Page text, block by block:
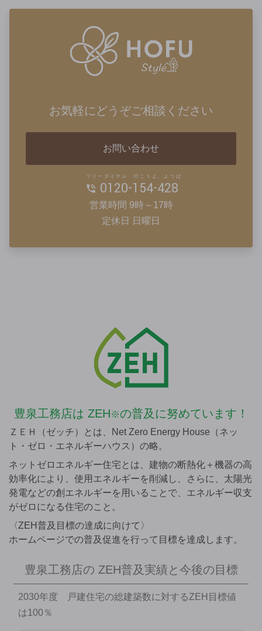
お気軽にどうぞご相談ください
お問い合わせ
0120-154-428
フリーダイヤル 行こうよ、よつば
営業時間 9時～17時
定休日 日曜日
豊泉工務店は ZEH※の普及に努めています！
ＺＥＨ（ゼッチ）とは、Net Zero Energy House（ネッ
ト・ゼロ・エネルギーハウス）の略。
ネットゼロエネルギー住宅とは、建物の断熱化＋機器の高
効率化により、使用エネルギーを削減し、さらに、太陽光
発電などの創エネルギーを用いることで、エネルギー収支
がゼロになる住宅のこと。
〈ZEH普及目標の達成に向けて〉
ホームページでの普及促進を行って目標を達成します。
豊泉工務店の ZEH普及実績と今後の目標
2030年度 戸建住宅の総建築数に対するZEH目標値
は100％